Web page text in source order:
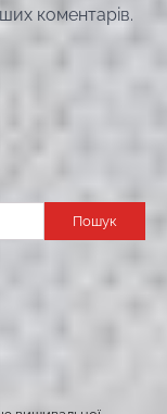
коментарів.
Пошук